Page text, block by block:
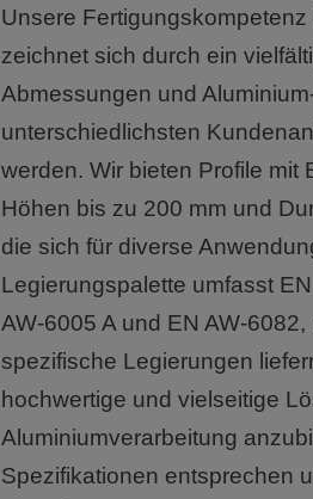
Unsere
zeichnet sich durch ein
Abmessungen und
unterschiedlichsten
werden. Wir bieten Profile mit
Höhen bis zu 200 mm und
die sich für diverse
Legierungspalette umfasst
AW-6005 A und EN AW-
spezifische Legierungen
hochwertige und vielseitige
Aluminiumverarbeitung
Spezifikationen entsprechen